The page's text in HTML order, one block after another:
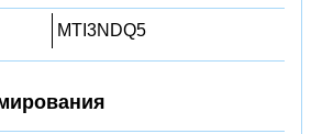
MTI3NDQ5